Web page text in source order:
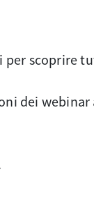
per scoprire
dei webinar